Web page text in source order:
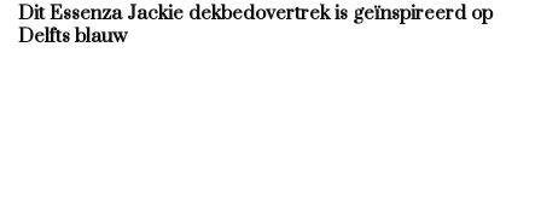
Dit Essenza Jackie dekbedovertrek is geïnspireerd op
Delfts blauw